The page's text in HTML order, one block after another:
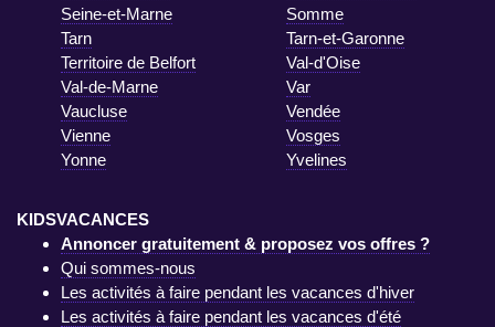
Seine-et-Marne
Somme
Tarn
Tarn-et-Garonne
Territoire de Belfort
Val-d'Oise
Val-de-Marne
Var
Vaucluse
Vendée
Vienne
Vosges
Yonne
Yvelines
KIDSVACANCES
Annoncer gratuitement & proposez vos offres ?
Qui sommes-nous
Les activités à faire pendant les vacances d'hiver
Les activités à faire pendant les vacances d'été